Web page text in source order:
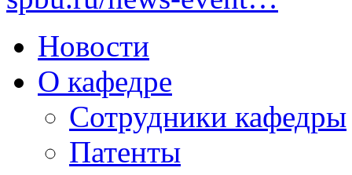
Новости
О кафедре
Сотрудники кафедры
Патенты